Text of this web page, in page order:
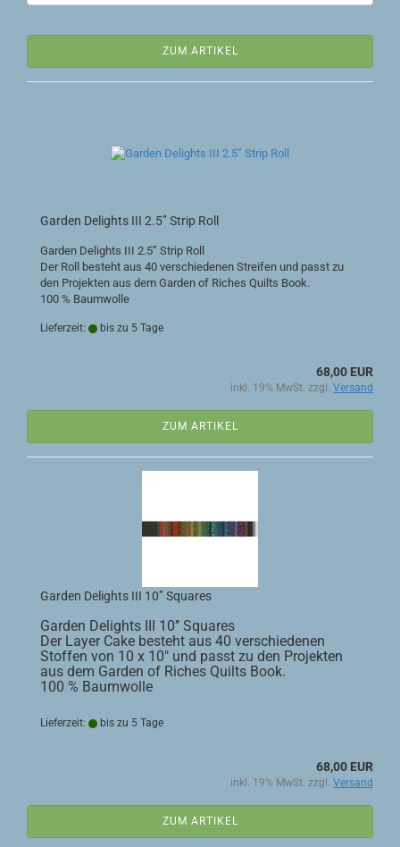
ZUM ARTIKEL
Garden Delights III 2.5’’ Strip Roll
Garden Delights III 2.5’’ Strip Roll
Der Roll besteht aus 40 verschiedenen Streifen und passt zu
den Projekten aus dem Garden of Riches Quilts Book.
100 % Baumwolle
Lieferzeit: bis zu 5 Tage
68,00 EUR
inkl. 19% MwSt. zzgl. Versand
ZUM ARTIKEL
Garden Delights III 10’’ Squares
Garden Delights III 10’’ Squares
Der Layer Cake besteht aus 40 verschiedenen
Stoffen von 10 x 10" und passt zu den Projekten
aus dem Garden of Riches Quilts Book.
100 % Baumwolle
Lieferzeit: bis zu 5 Tage
68,00 EUR
inkl. 19% MwSt. zzgl. Versand
ZUM ARTIKEL